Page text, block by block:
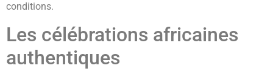
conditions.
Les célébrations africaines
authentiques